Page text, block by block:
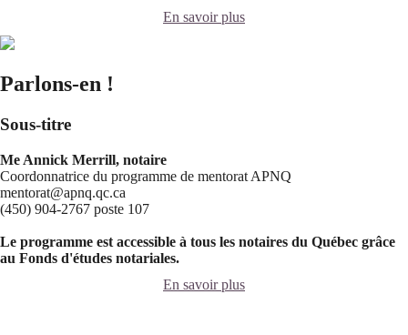
En savoir plus
Parlons-en !
Sous-titre
Me Annick Merrill, notaire
Coordonnatrice du programme de mentorat APNQ
mentorat@apnq.qc.ca
(450) 904-2767 poste 107
Le programme est accessible à tous les notaires du Québec grâce
au Fonds d'études notariales.
En savoir plus